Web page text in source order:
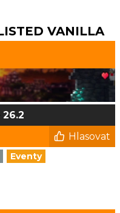
VANILLA
26.2
Hlasovat
Eventy